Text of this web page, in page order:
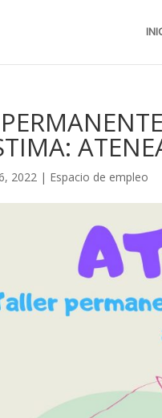
2022 | Espacio de empleo